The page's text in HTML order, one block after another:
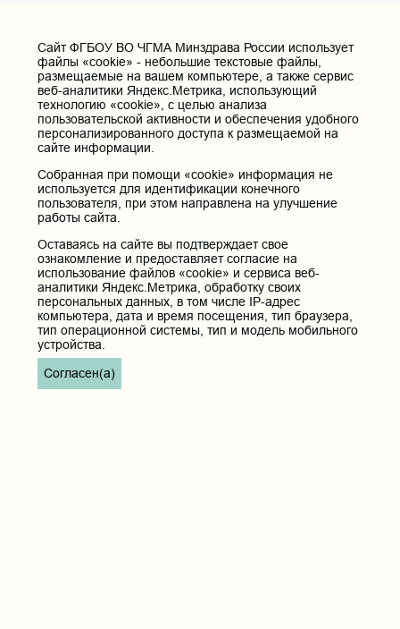
Cайт ФГБОУ ВО ЧГМА Минздрава России использует
файлы «cookie» - небольшие текстовые файлы,
размещаемые на вашем компьютере, а также сервис
веб-аналитики Яндекс.Метрика, использующий
технологию «cookie», с целью анализа
пользовательской активности и обеспечения удобного
персонализированного доступа к размещаемой на
сайте информации.
Собранная при помощи «cookie» информация не
используется для идентификации конечного
пользователя, при этом направлена на улучшение
работы сайта.
Оставаясь на сайте вы подтверждает свое
ознакомление и предоставляет согласие на
использование файлов «cookie» и сервиса веб-
аналитики Яндекс.Метрика, обработку своих
персональных данных, в том числе IP-адрес
компьютера, дата и время посещения, тип браузера,
тип операционной системы, тип и модель мобильного
устройства.
Согласен(а)